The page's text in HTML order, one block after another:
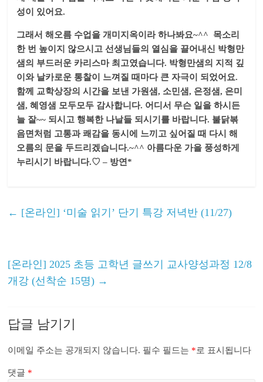
성이 있어요.
그래서 해오름 수업을 개미지옥이라 하나봐요~^^ 목소리
한 번 높이지 않으시고 선생님들의 열심을 끌어내신 박형만
샘의 부드러운 카리스마 최고였습니다. 박형만샘의 지적 깊
이와 날카로운 통찰이 느껴질 때마다 큰 자극이 되었어요.
함께 교학상장의 시간을 보낸 가원샘, 소민샘, 은정샘, 은미
샘, 혜영샘 모두모두 감사합니다. 어디서 무슨 일을 하시든
늘 잘~~ 되시고 행복한 나날들 되시기를 바랍니다. 불닭볶
음면처럼 고통과 쾌감을 동시에 느끼고 싶어질 때 다시 해
오름의 문을 두드리겠습니다.~^^ 아름다운 가을 풍성하게
누리시기 바랍니다.♡ – 방연*
← [온라인] ‘미술 읽기’ 단기 특강 저녁반 (11/27)
[온라인] 2025 초등 고학년 글쓰기 교사양성과정 12/8
개강 (선착순 15명) →
답글 남기기
이메일 주소는 공개되지 않습니다. 필수 필드는 *로 표시됩니다
댓글 *